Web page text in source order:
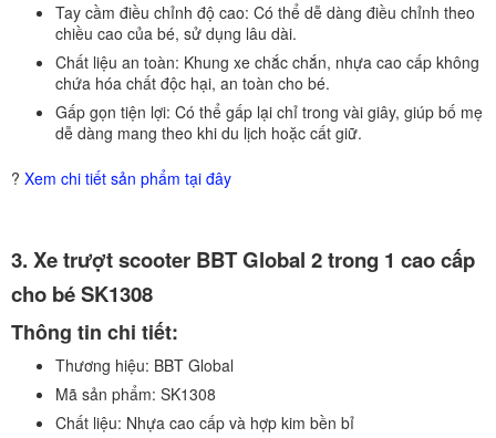
Tay cầm điều chỉnh độ cao: Có thể dễ dàng điều chỉnh theo
chiều cao của bé, sử dụng lâu dài.
Chất liệu an toàn: Khung xe chắc chắn, nhựa cao cấp không
chứa hóa chất độc hại, an toàn cho bé.
Gấp gọn tiện lợi: Có thể gấp lại chỉ trong vài giây, giúp bố mẹ
dễ dàng mang theo khi du lịch hoặc cất giữ.
? Xem chi tiết sản phẩm tại đây
3. Xe trượt scooter BBT Global 2 trong 1 cao cấp
cho bé SK1308
Thông tin chi tiết:
Thương hiệu: BBT Global
Mã sản phẩm: SK1308
Chất liệu: Nhựa cao cấp và hợp kim bền bỉ